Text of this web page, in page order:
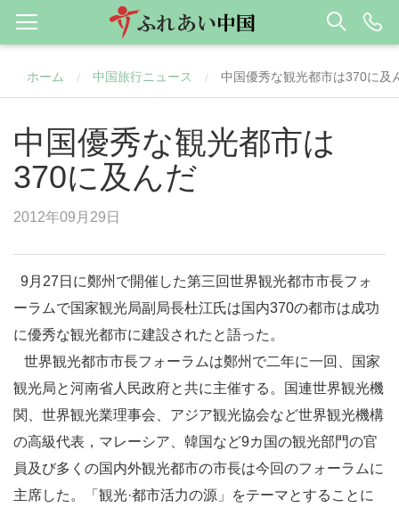
ホーム / 中国旅行ニュース / 中国優秀な観光都市は370に及
中国優秀な観光都市は
370に及んだ
2012年09月29日
9月27日に鄭州 で開催した第三回世界観光都市市長フォ
ーラムで国家観光局副局長杜江氏は国内370の都市は成功
に優秀な観光都市に建設されたと語った。
世界観光都市市長フォーラムは鄭州で二年に一回、国家
観光局と河南省人民政府と共に主催する。国連世界観光機
関、世界観光業理事会、アジア観光協会など世界観光機構
の高級代表，マレーシア、韓国など9カ国の観光部門の官
員及び多くの国内外観光都市の市長は今回のフォーラムに
主席した。「観光·都市活力の源」をテーマとすることに